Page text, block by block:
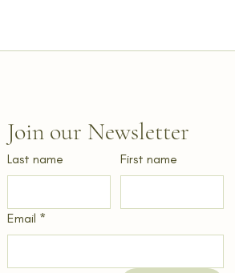
Join our Newsletter
Last name First name
Email *